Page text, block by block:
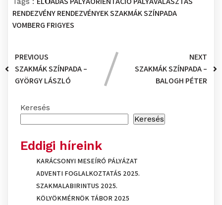
RENDEZVÉNYRENDEZVÉNYEKSZAKMÁK SZÍNPADA
VOMBERG FRIGYES
PREVIOUS
SZAKMÁK SZÍNPADA –
GYÖRGY LÁSZLÓ
NEXT
SZAKMÁK SZÍNPADA –
BALOGH PÉTER
Keresés
Keresés
Eddigi híreink
KARÁCSONYI MESEÍRÓ PÁLYÁZAT
ADVENTI FOGLALKOZTATÁS 2025.
SZAKMALABIRINTUS 2025.
KÖLYÖKMÉRNÖK TÁBOR 2025